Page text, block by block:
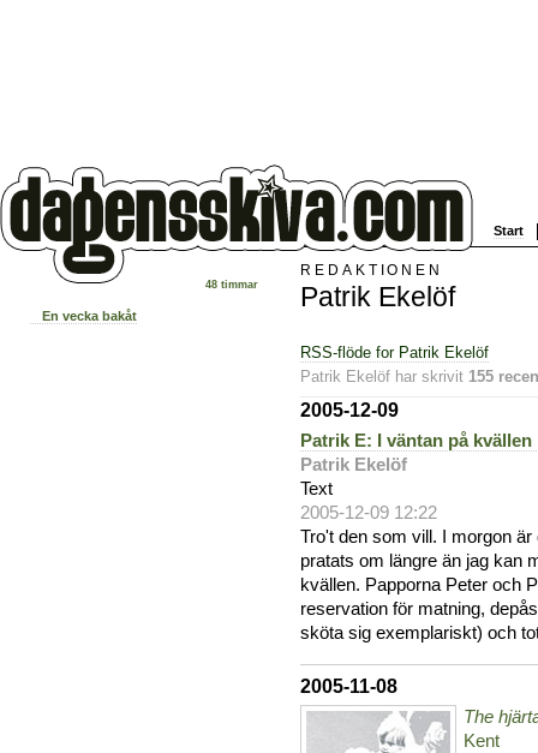
Start
48 timmar
En vecka bakåt
REDAKTIONEN
Patrik Ekelöf
RSS-flöde for Patrik Ekelöf
Patrik Ekelöf har skrivit 155
2005-12-09
Patrik E: I väntan på
Patrik Ekelöf
Text
2005-12-09 12:22
Tro't den som vill. I morgon
pratats om längre än jag kan
kvällen. Papporna Peter och
reservation för matning,
sköta sig exemplariskt) och
2005-11-08
The
Kent